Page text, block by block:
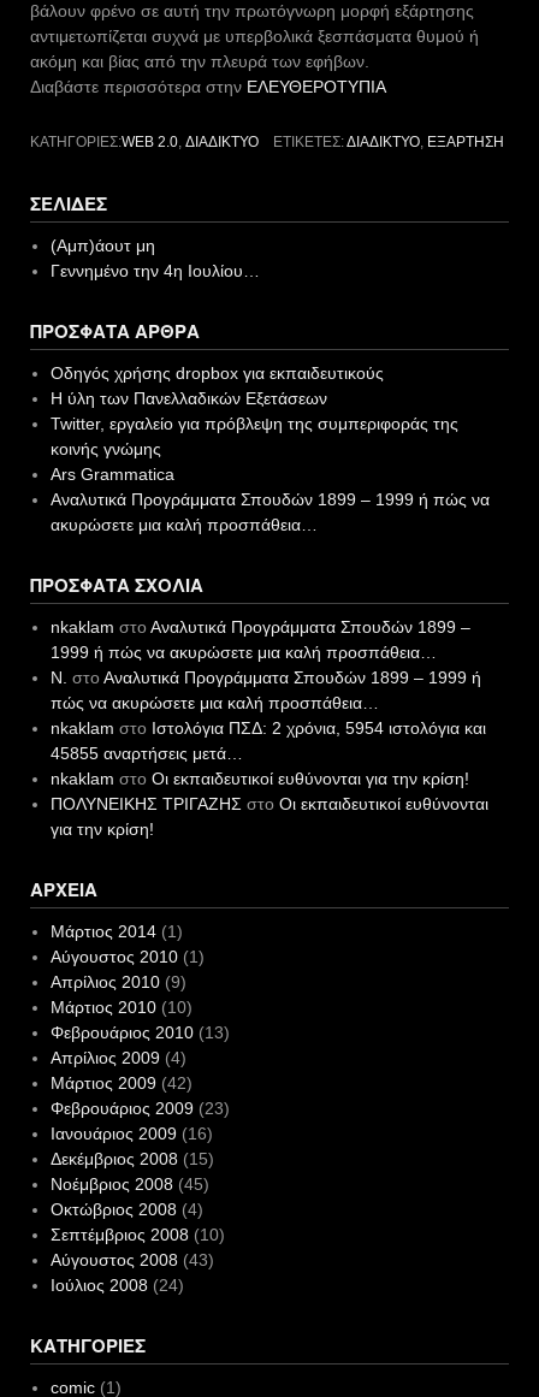
βάλουν φρένο σε αυτή την πρωτόγνωρη μορφή εξάρτησης
αντιμετωπίζεται συχνά με υπερβολικά ξεσπάσματα θυμού ή
ακόμη και βίας από την πλευρά των εφήβων.
Διαβάστε περισσότερα στην ΕΛΕΥΘΕΡΟΤΥΠΙΑ
ΚΑΤΗΓΟΡΊΕΣ:WEB 2.0, ΔΙΑΔΊΚΤΥΟ ΕΤΙΚΈΤΕΣ:ΔΙΑΔΊΚΤΥΟ, ΕΞΆΡΤΗΣΗ
ΣΕΛΊΔΕΣ
(Αμπ)άουτ μη
Γεννημένο την 4η Ιουλίου…
ΠΡΌΣΦΑΤΑ ΆΡΘΡΑ
Οδηγός χρήσης dropbox για εκπαιδευτικούς
Η ύλη των Πανελλαδικών Εξετάσεων
Twitter, εργαλείο για πρόβλεψη της συμπεριφοράς της
κοινής γνώμης
Ars Grammatica
Αναλυτικά Προγράμματα Σπουδών 1899 – 1999 ή πώς να
ακυρώσετε μια καλή προσπάθεια…
ΠΡΌΣΦΑΤΑ ΣΧΌΛΙΑ
nkaklam στοΑναλυτικά Προγράμματα Σπουδών 1899 –
1999 ή πώς να ακυρώσετε μια καλή προσπάθεια…
N. στοΑναλυτικά Προγράμματα Σπουδών 1899 – 1999 ή
πώς να ακυρώσετε μια καλή προσπάθεια…
nkaklam στο Ιστολόγια ΠΣΔ: 2 χρόνια, 5954 ιστολόγια και
45855 αναρτήσεις μετά…
nkaklam στο Οι εκπαιδευτικοί ευθύνονται για την κρίση!
ΠΟΛΥΝΕΙΚΗΣ ΤΡΙΓΑΖΗΣ στο Οι εκπαιδευτικοί ευθύνονται
για την κρίση!
ΑΡΧΕΊΑ
Μάρτιος 2014(1)
Αύγουστος 2010(1)
Απρίλιος 2010(9)
Μάρτιος 2010(10)
Φεβρουάριος 2010(13)
Απρίλιος 2009(4)
Μάρτιος 2009(42)
Φεβρουάριος 2009(23)
Ιανουάριος 2009(16)
Δεκέμβριος 2008(15)
Νοέμβριος 2008(45)
Οκτώβριος 2008(4)
Σεπτέμβριος 2008(10)
Αύγουστος 2008(43)
Ιούλιος 2008(24)
ΚΑΤΗΓΟΡΊΕΣ
comic(1)